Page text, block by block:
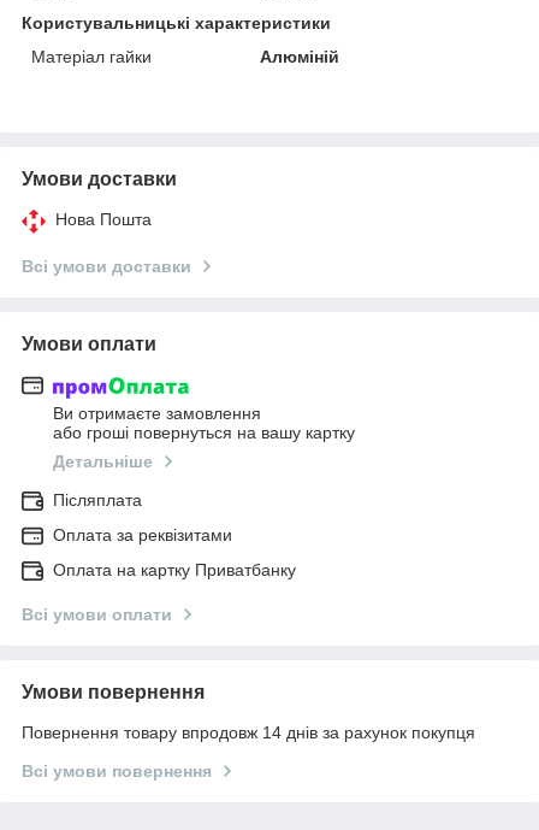
Користувальницькі характеристики
Матеріал гайки
Алюміній
Умови доставки
Нова Пошта
Всі умови доставки
Умови оплати
Ви отримаєте замовлення
або гроші повернуться на вашу картку
Детальніше
Післяплата
Оплата за реквізитами
Оплата на картку Приватбанку
Всі умови оплати
Умови повернення
Повернення товару впродовж 14 днів за рахунок покупця
Всі умови повернення